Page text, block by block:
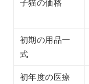
子猫の価格
初期の用品一
式
初年度の医療